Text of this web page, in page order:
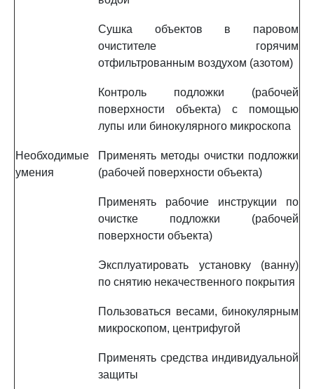
Сушка объектов в паровом
очистителе горячим
отфильтрованным воздухом (азотом)
Контроль подложки (рабочей
поверхности объекта) с помощью
лупы или бинокулярного микроскопа
Необходимые
умения
Применять методы очистки подложки
(рабочей поверхности объекта)
Применять рабочие инструкции по
очистке подложки (рабочей
поверхности объекта)
Эксплуатировать установку (ванну)
по снятию некачественного покрытия
Пользоваться весами, бинокулярным
микроскопом, центрифугой
Применять средства индивидуальной
защиты